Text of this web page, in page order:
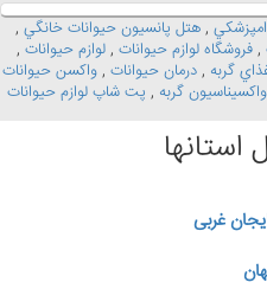
, هتل پانسيون حيوانات خانگي ,
, فروشگاه لوازم حيوانات , لوازم حيوانات ,
گربه , درمان حيوانات , واکسن حيوانات
واکسيناسيون گربه , پت شاپ لوازم حيوانات
غربی